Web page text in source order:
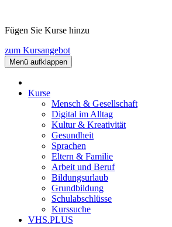
Fügen Sie Kurse hinzu
zum Kursangebot
Menü aufklappen
Kurse
Mensch & Gesellschaft
Digital im Alltag
Kultur & Kreativität
Gesundheit
Sprachen
Eltern & Familie
Arbeit und Beruf
Bildungsurlaub
Grundbildung
Schulabschlüsse
Kurssuche
VHS.PLUS